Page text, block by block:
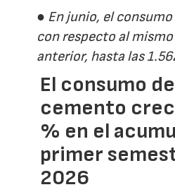
● En junio, el
con respecto al
anterior, hasta las
El consumo de
cemento
% en el
primer
2026